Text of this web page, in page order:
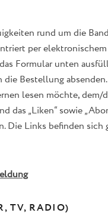
rund um die
per
Formular unten
Bestellung
lesen möchte, dem/
das „Liken“ sowie
Die Links befinden sich
TV, RADIO)